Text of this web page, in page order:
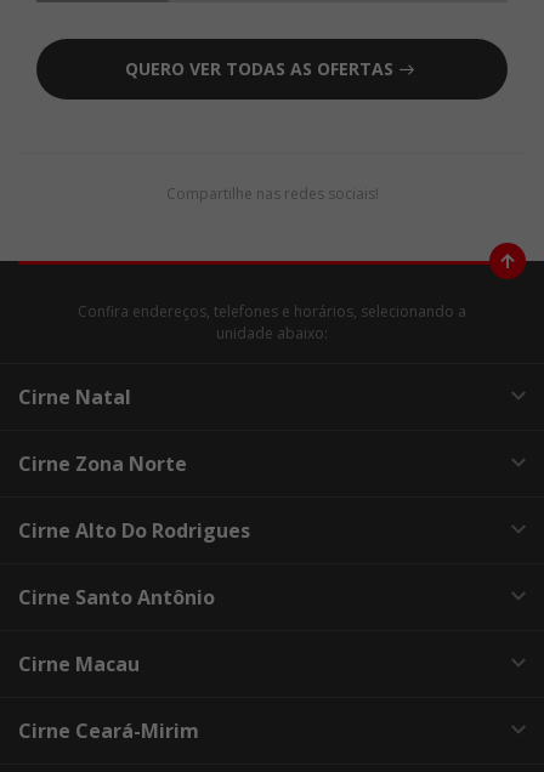
QUERO VER TODAS AS OFERTAS
Compartilhe nas redes sociais!
Confira endereços, telefones e horários, selecionando a
unidade abaixo:
Cirne Natal
Cirne Zona Norte
Cirne Alto Do Rodrigues
Cirne Santo Antônio
Cirne Macau
Cirne Ceará-Mirim